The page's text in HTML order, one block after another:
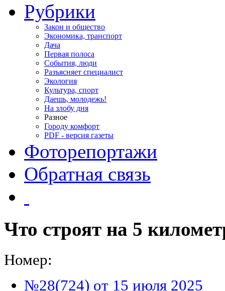
Рубрики
Закон и общество
Экономика, транспорт
Дача
Первая полоса
События, люди
Разъясняет специалист
Экология
Культура, спорт
Даешь, молодежь!
На злобу дня
Разное
Городу комфорт
PDF - версия газеты
Фоторепортажи
Обратная связь
Что строят на 5
Номер:
№28(724) от 15 июля 2025